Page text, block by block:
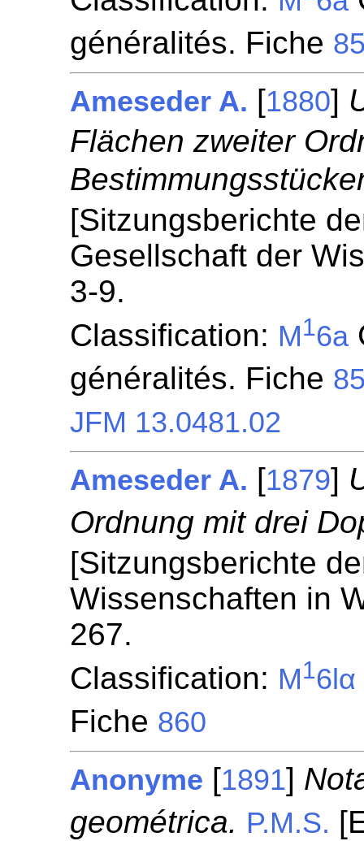
généralités. Fiche
Ameseder A. [1880]
Flächen zweiter
[Sitzungsberichte
Gesellschaft der
3-9.
Classification: M16a
généralités. Fiche
JFM 13.0481.02
Ameseder A. [1879]
Ordnung mit drei
[Sitzungsberichte
Wissenschaften in
267.
Classification: M16lα
Fiche 860
Anonyme [1891]
geométrica. P.M.S.